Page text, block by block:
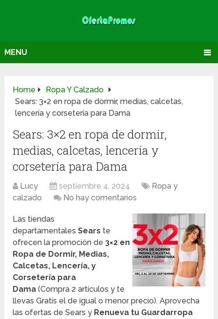
MENU
Home
Ropa Y Calzado
Sears: 3×2 en ropa de dormir, medias, calcetas,
lencería y corsetería para Dama
Sears: 3×2 en ropa de dormir,
medias, calcetas, lencería y
corsetería para Dama
Lucy septiembre 4, 2024
Ropa y
calzado
No hay comentarios
Las tiendas
departamentalesSears te
ofrecen la promoción de 3×2 en
Ropa de Dormir, Medias,
Calcetas, Lencería, y
Corsetería para
Dama (Compra 2 artículos y te
llevas Gratis el de igual o menor precio). Aprovecha
las ofertas de Sears y Renueva tu Guardarropa